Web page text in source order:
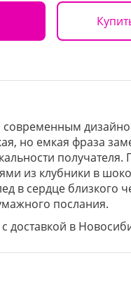
современным
но емкая фраза
получателя.
из клубники в
в сердце близкого
послания.
доставкой в